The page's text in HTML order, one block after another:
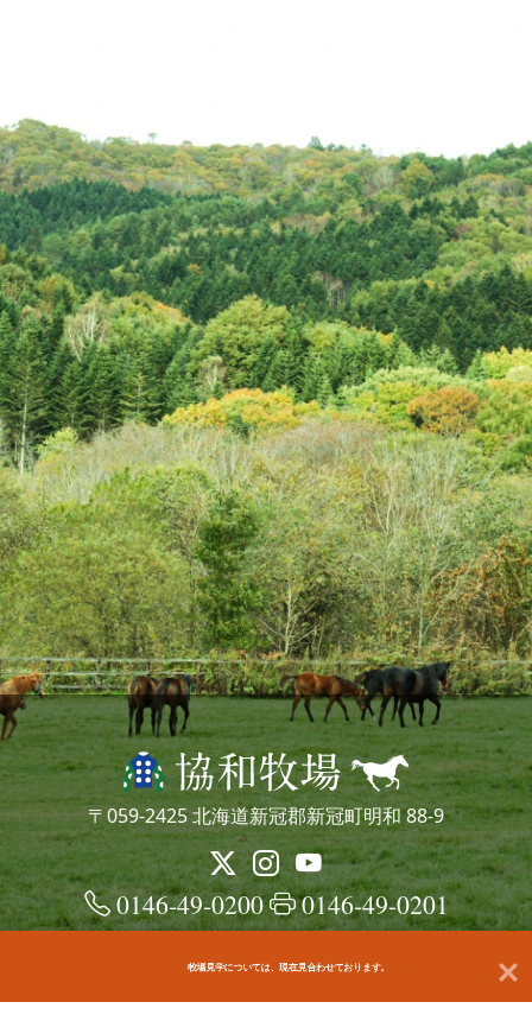
〒059-2425 北海道新冠郡新冠町明和 88-9
0146-49-0200 0146-49-0201
牧場見学については、現在見合わせております。